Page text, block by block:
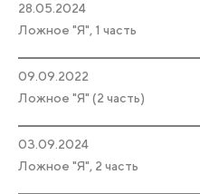
28.05.2024
Ложное "Я", 1 часть
09.09.2022
Ложное "Я" (2 часть)
03.09.2024
Ложное "Я", 2 часть